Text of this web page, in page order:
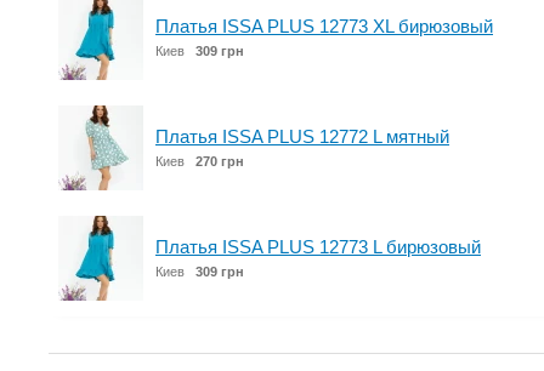
Платья ISSA PLUS 12773 XL бирюзовый
Киев 309 грн
Платья ISSA PLUS 12772 L мятный
Киев 270 грн
Платья ISSA PLUS 12773 L бирюзовый
Киев 309 грн